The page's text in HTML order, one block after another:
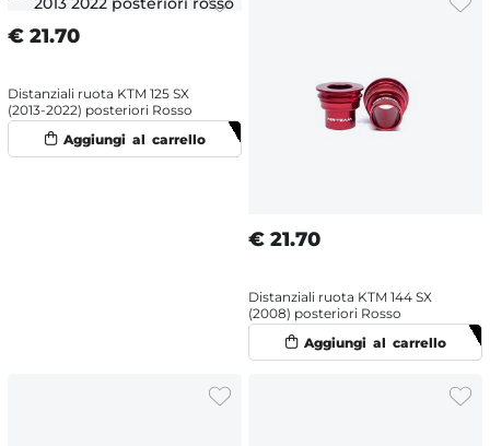
€ 21.70
Distanziali ruota KTM 125 SX
(2013-2022) posteriori Rosso
€ 21.70
Distanziali ruota KTM 144 SX
(2008) posteriori Rosso